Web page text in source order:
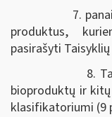
7. panaikinta
produktus,
pasirašyti
8. Taisyklės
bioproduktų ir
klasifikatoriumi (9